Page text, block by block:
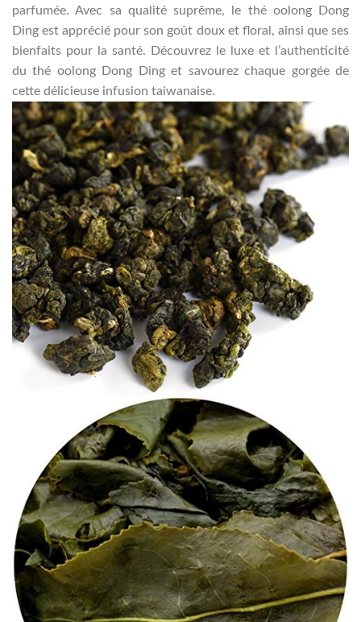
parfumée. Avec sa qualité suprême, le thé oolong Dong
Ding est apprécié pour son goût doux et floral, ainsi que ses
bienfaits pour la santé. Découvrez le luxe et l’authenticité
du thé oolong Dong Ding et savourez chaque gorgée de
cette délicieuse infusion taiwanaise.